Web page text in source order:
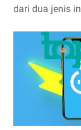
dari dua jenis